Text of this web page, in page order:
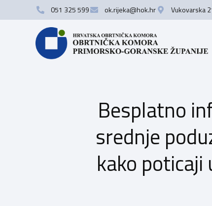
051 325 599 ok.rijeka@hok.hr Vukovarska
Besplatno
srednje
kako